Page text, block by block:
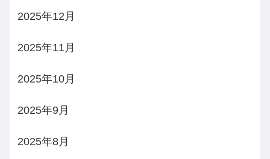
2025年12月
2025年11月
2025年10月
2025年9月
2025年8月